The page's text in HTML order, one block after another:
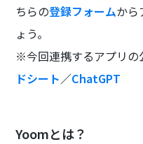
ちらの登録フォームから
ょう。
※今回連携するアプリの
ドシート／ChatGPT
Yoomとは？